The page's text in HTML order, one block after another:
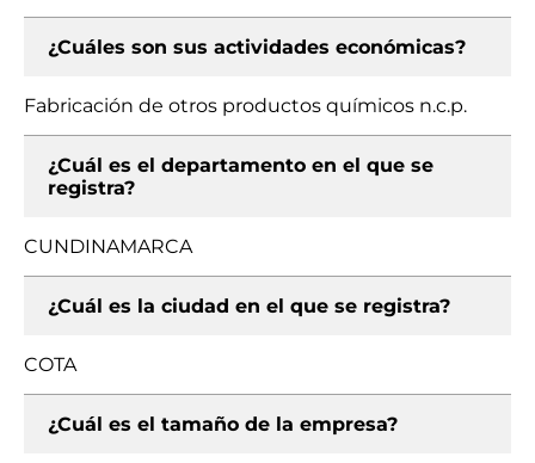
¿Cuáles son sus actividades económicas?
Fabricación de otros productos químicos n.c.p.
¿Cuál es el departamento en el que se
registra?
CUNDINAMARCA
¿Cuál es la ciudad en el que se registra?
COTA
¿Cuál es el tamaño de la empresa?